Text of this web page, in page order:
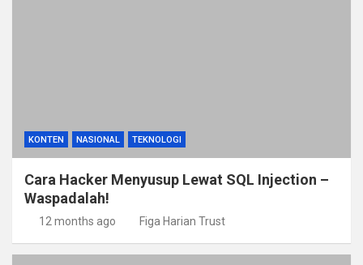
KONTEN NASIONAL TEKNOLOGI
Cara Hacker Menyusup Lewat SQL Injection –
Waspadalah!
12 months ago Figa Harian Trust